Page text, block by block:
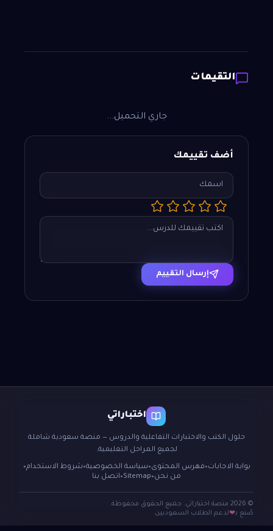
التقيمات
جاري التحميل...
أضف تقييمك
إرسال التقييم
اختباراتي
حلول الكتب والاختبارات التفاعلية والدروس — منصة سعودية شاملة
لجميع المراحل التعليمية.
بوابة الاجابات ● فهرس المحتوى ● سياسة الخصوصية● شروط الاستخدام●
من نحن ●
Sitemap
● اتصل بنا
© 2026 منصة اختباراتي. جميع الحقوق محفوظة.
صُنع بـ❤لدعم الطلاب السعوديين